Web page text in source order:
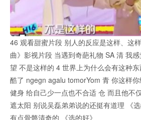
46 观看甜蜜片段 别人的反应是这样、这
曲》影视片段 当遇到奇葩礼物 SA 清 我
望 不是这样的 4 世界上为什么会有这种
酷了 ngegn agalu tomorYom 青 你这样
健身 给自己少一点也不合适 仓 而且他不
遮太阳 别说吴磊弟弟说的还挺有道理 《
有点骨骼清奇的 《选的好》